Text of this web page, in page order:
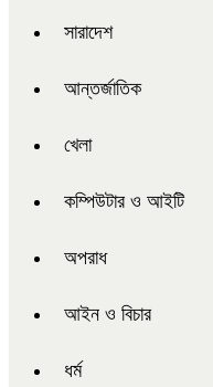
সারাদেশ
আন্তর্জাতিক
খেলা
কম্পিউটার ও আইটি
অপরাধ
আইন ও বিচার
ধর্ম